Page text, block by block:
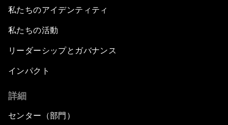
私たちのアイデンティティ
私たちの活動
リーダーシップとガバナンス
インパクト
詳細
センター（部門）